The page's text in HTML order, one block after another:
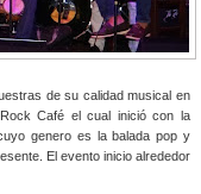
de su calidad musical en
Café el cual inició con la
genero es la balada pop y
El evento inicio alrededor